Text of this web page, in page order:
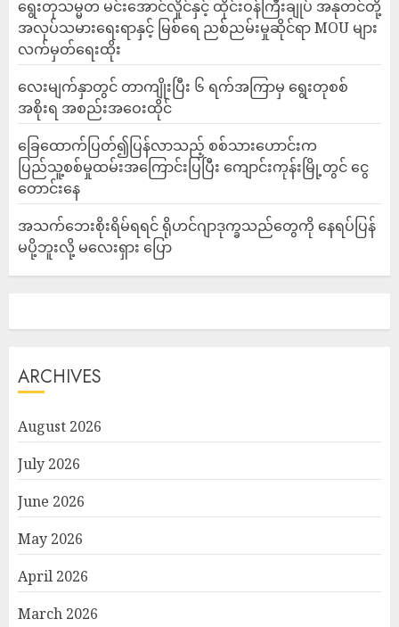
ရွေးတုသမ္မတ မင်းအောင်လှိုင်နှင့် ထိုင်းဝန်ကြီးချုပ် အနုတင်တို့
အလုပ်သမားရေးရာနှင့် မြစ်ရေ ညစ်ညမ်းမှုဆိုင်ရာ MOU များ
လက်မှတ်ရေးထိုး
လေးမျက်နှာတွင် တာကျိုးပြီး ၆ ရက်အကြာမှ ရွေးတုစစ်
အစိုးရ အစည်းအဝေးထိုင်
ခြေထောက်ပြတ်၍ပြန်လာသည့် စစ်သားဟောင်းက
ပြည်သူ့စစ်မှုထမ်းအကြောင်းပြပြီး ကျောင်းကုန်းမြို့တွင် ငွေ
တောင်းနေ
အသက်ဘေးစိုးရိမ်ရရင် ရိုဟင်ဂျာဒုက္ခသည်တွေကို နေရပ်ပြန်
မပို့ဘူးလို့ မလေးရှား ပြော
ARCHIVES
August 2026
July 2026
June 2026
May 2026
April 2026
March 2026